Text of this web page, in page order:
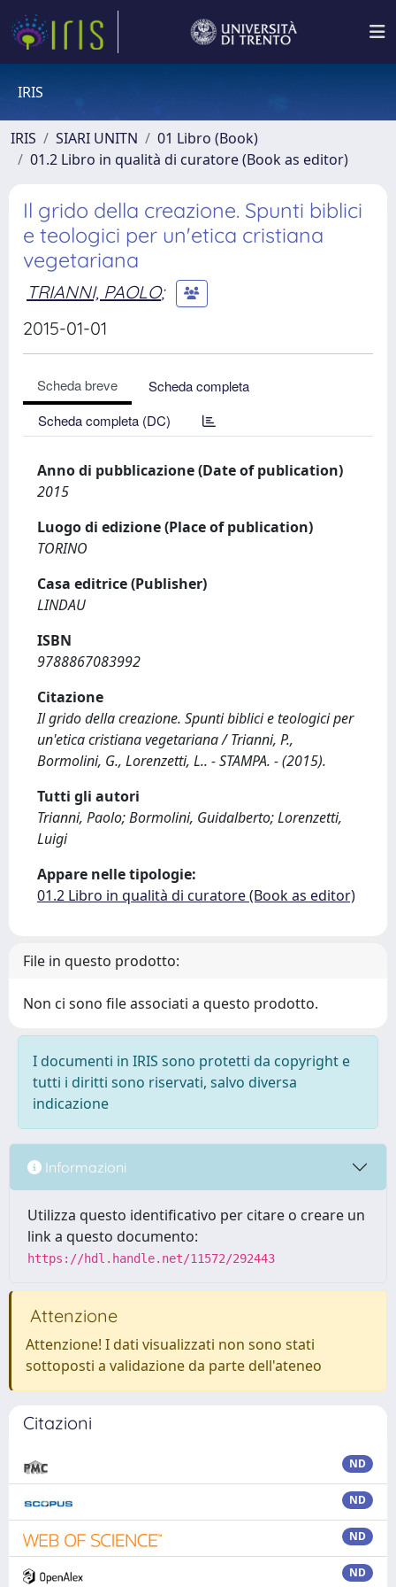
IRIS
IRIS SIARI UNITN
01 Libro (Book)
01.2 Libro in qualità di curatore (Book as editor)
Il grido della creazione. Spunti biblici
e teologici per un'etica cristiana
vegetariana
TRIANNI, PAOLO;
2015-01-01
Scheda breve
Scheda completa
Scheda completa (DC)
Anno di pubblicazione (Date of publication)
2015
Luogo di edizione (Place of publication)
TORINO
Casa editrice (Publisher)
LINDAU
ISBN
9788867083992
Citazione
Il grido della creazione. Spunti biblici e teologici per
un'etica cristiana vegetariana / Trianni, P.,
Bormolini, G., Lorenzetti, L.. - STAMPA. - (2015).
Tutti gli autori
Trianni, Paolo; Bormolini, Guidalberto; Lorenzetti,
Luigi
Appare nelle tipologie:
01.2 Libro in qualità di curatore (Book as editor)
File in questo prodotto:
Non ci sono file associati a questo prodotto.
I documenti in IRIS sono protetti da copyright e
tutti i diritti sono riservati, salvo diversa
indicazione
Informazioni
Utilizza questo identificativo per citare o creare un
link a questo documento:
https://hdl.handle.net/11572/292443
Attenzione
Attenzione! I dati visualizzati non sono stati
sottoposti a validazione da parte dell'ateneo
Citazioni
ND
ND
ND
ND